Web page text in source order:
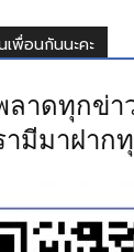
เพื่อนกันนะคะ
าดทุกข่า
ามีมาฝาก